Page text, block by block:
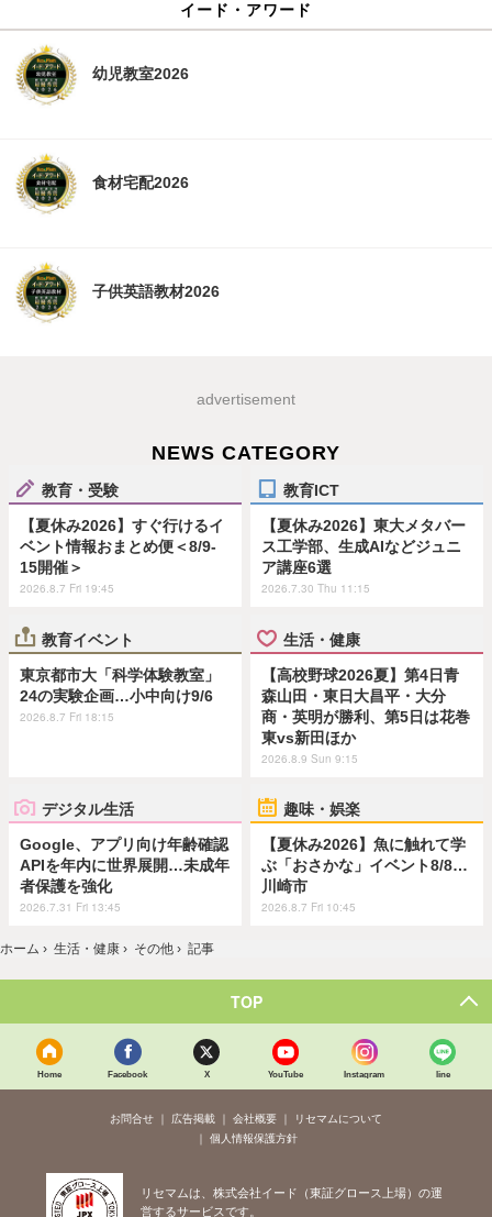
イード・アワード
幼児教室2026
食材宅配2026
子供英語教材2026
advertisement
NEWS CATEGORY
教育・受験
【夏休み2026】すぐ行けるイ
ベント情報おまとめ便＜8/9-
15開催＞
2026.8.7 Fri 19:45
教育ICT
【夏休み2026】東大メタバー
ス工学部、生成AIなどジュニ
ア講座6選
2026.7.30 Thu 11:15
教育イベント
東京都市大「科学体験教室」
24の実験企画…小中向け9/6
2026.8.7 Fri 18:15
生活・健康
【高校野球2026夏】第4日青
森山田・東日大昌平・大分
商・英明が勝利、第5日は花巻
東vs新田ほか
2026.8.9 Sun 9:15
デジタル生活
Google、アプリ向け年齢確認
APIを年内に世界展開…未成年
者保護を強化
2026.7.31 Fri 13:45
趣味・娯楽
【夏休み2026】魚に触れて学
ぶ「おさかな」イベント8/8…
川崎市
2026.8.7 Fri 10:45
ホーム › 生活・健康 › その他 › 記事
TOP
Home Facebook X YouTube Instagram line
お問合せ 広告掲載 会社概要
リセマムについて
個人情報保護方針
リセマムは、株式会社イード（東証グロース上場）の運
営するサービスです。